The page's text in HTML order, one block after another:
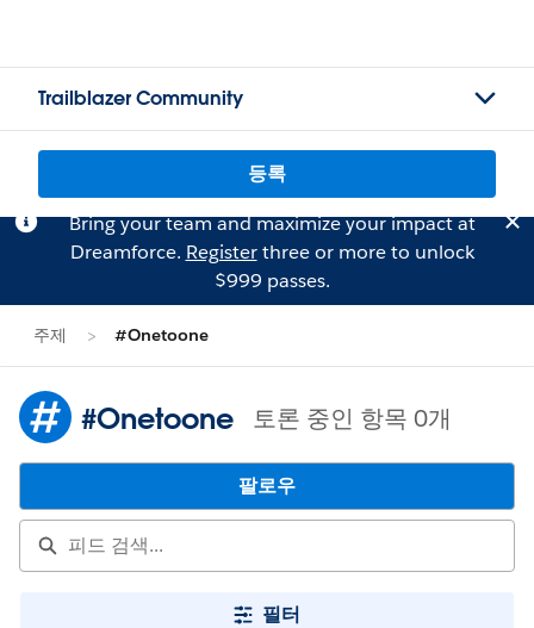
Trailblazer Community
등록
Bring your team and maximize your impact at
Dreamforce. Registerthree or more to unlock
$999 passes.
주제 #Onetoone
#Onetoone 토론 중인 항목 0개
팔로우
필터